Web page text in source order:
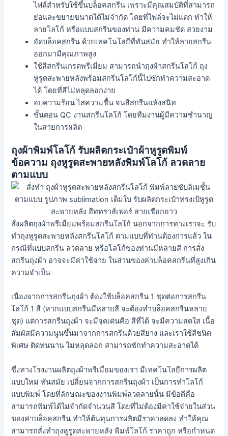
ไฟล์สำหรับใช้ขึ้นบล็อคสกรีน เพราะมีคุณสมบัติที่สามารถ
ย่อและขยายขนาดได้ไม่จำกัด โดยที่ไฟล์จะไม่แตก ทำให้
ลายโลโก้ หรือแบบสกรีนของท่าน มีความคมชัด สวยงาม
อัดบล็อคสกรีน ด้วยเทคโนโลยีที่ทันสมัย ทำให้ลายสกรีน
ออกมามีคุณภาพสูง
ใช้สีสกรีนเกรดพรีเมี่ยม สามารถนำถุงผ้าสกรีนโลโก้ ถุง
หูรูดสะพายหลังพร้อมสกรีนโลโก้นี้ไปซักทำความสะอาด
ได้ โดยที่สีไม่หลุดลอกง่าย
อบความร้อน ไล่ความชื้น จนสีสกรีนแห้งสนิท
ขั้นตอน QC งานสกรีนโลโก้ โดยทีมงานผู้มีความชำนาญ
ในสายการผลิต
ถุงผ้าพิมพ์โลโก้ รับผลิตกระเป๋าผ้าหูรูดพิมพ์
ข้อความ ถุงหูรูดสะพายหลังพิมพ์โลโก้ ลวดลาย
ตามแบบ
สั่งผลิตถุงผ้าพรีเมี่ยมพร้อมสกรีนโลโก้ นอกจากการทางเราจะ รับ
ทำถุงหูรูดสะพายหลังสกรีนโลโก้ ตามแบบที่ท่านต้องการแล้ว ใน
กรณีที่แบบสกรีน ลวดลาย หรือโลโก้ของท่านมีหลายสี การสั่ง
สกรีนถุงผ้า อาจจะมีค่าใช้จ่าย ในส่วนของค่าบล็อคสกรีนที่สูงเกิน
ความจำเป็น
เนื่องจากการสกรีนถุงผ้า ต้องใช้บล็อคสกรีน 1 ชุดต่อการสกรีน
โลโก้ 1 สี (หากแบบสกรีนมีหลายสี จะต้องทำบล็อคสกรีนหลาย
ชุด) แต่การสกรีนถุงผ้า จะมีจุดเด่นคือ สีที่ได้ จะมีความสดใส เนื้อ
สัมผัสมีความนูนขึ้นมาจากการสกรีนด้วยสียาง และเราใช้สีชนิด
พิเศษ ติดทนนาน ไม่หลุดลอก สามารถซักทำความสะอาดได้
ซึ่งทางโรงงานผลิตถุงผ้าพรีเมี่ยมของเรา มีเทคโนโลยีการผลิต
แบบใหม่ ทันสมัย เปลี่ยนจากการสกรีนถุงผ้า เป็นการทำโลโก้
แบบพิมพ์ โดยที่ลักษณะของงานพิมพ์ลวดลายนั้น มีข้อดีคือ
สามารถพิมพ์ได้ไม่จำกัดจำนวนสี โดยที่ไม่ต้องมีค่าใช้จ่ายในส่วน
ของค่าบล็อคสกรีน ทำให้ต้นทุนการผลิตมีราคาลดลง ทำให้คุณ
สามารถสั่งทำถุงหูรูดสะพายหลัง พิมพ์โลโก้ ราคาถูก หรือกำหนด